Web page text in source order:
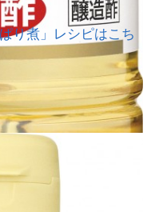
り煮」レシピはこち